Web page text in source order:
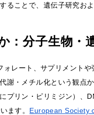
ることで、遺伝子研究お
：分子生物・
ォレート、サプリメント
謝・メチル化という観点
プリン・ピリミジン）、
ます。 European Society